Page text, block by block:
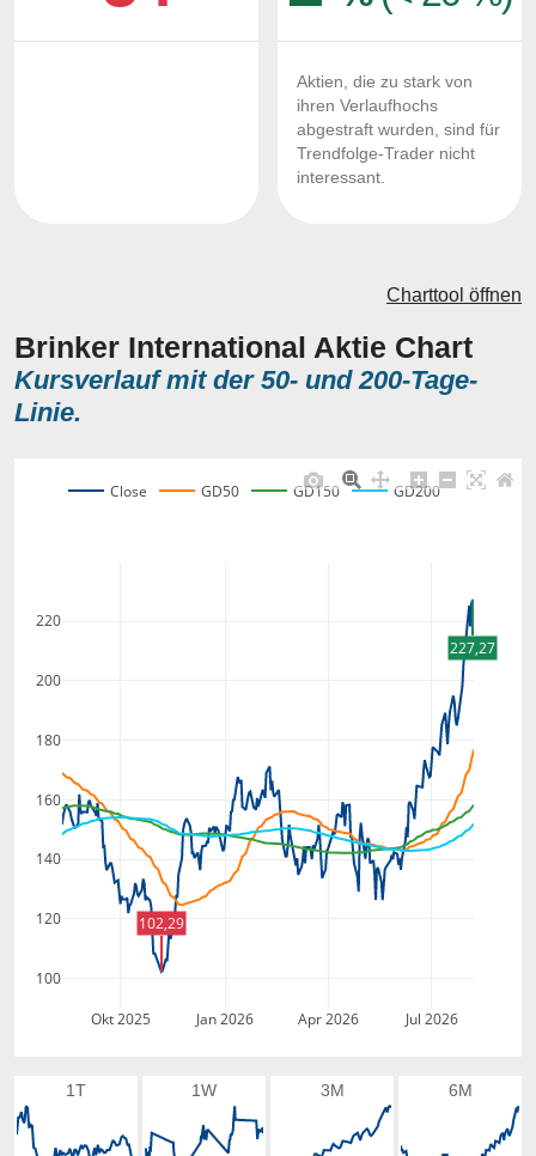
Aktien, die zu stark von
ihren Verlaufhochs
abgestraft wurden, sind für
Trendfolge-Trader nicht
interessant.
Brinker International Aktie Chart
Kursverlauf mit der 50- und 200-Tage-
Linie.
Charttool öffnen
Okt 2025 Jan 2026 Apr 2026 Jul 2026
100
120
140
160
180
200
220
Close GD50 GD150 GD200
227,27
102,29
1T 1W 3M 6M